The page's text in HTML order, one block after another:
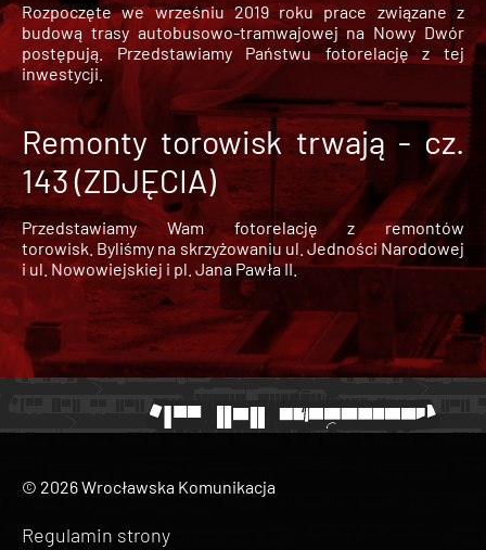
Rozpoczęte we wrześniu 2019 roku prace związane z
budową trasy autobusowo-tramwajowej na Nowy Dwór
postępują. Przedstawiamy Państwu fotorelację z tej
inwestycji.
Remonty torowisk trwają - cz.
143 (ZDJĘCIA)
Przedstawiamy Wam fotorelację z remontów
torowisk. Byliśmy na skrzyżowaniu ul. Jedności Narodowej
i ul. Nowowiejskiej i pl. Jana Pawła II.
© 2026 Wrocławska Komunikacja
Regulamin strony